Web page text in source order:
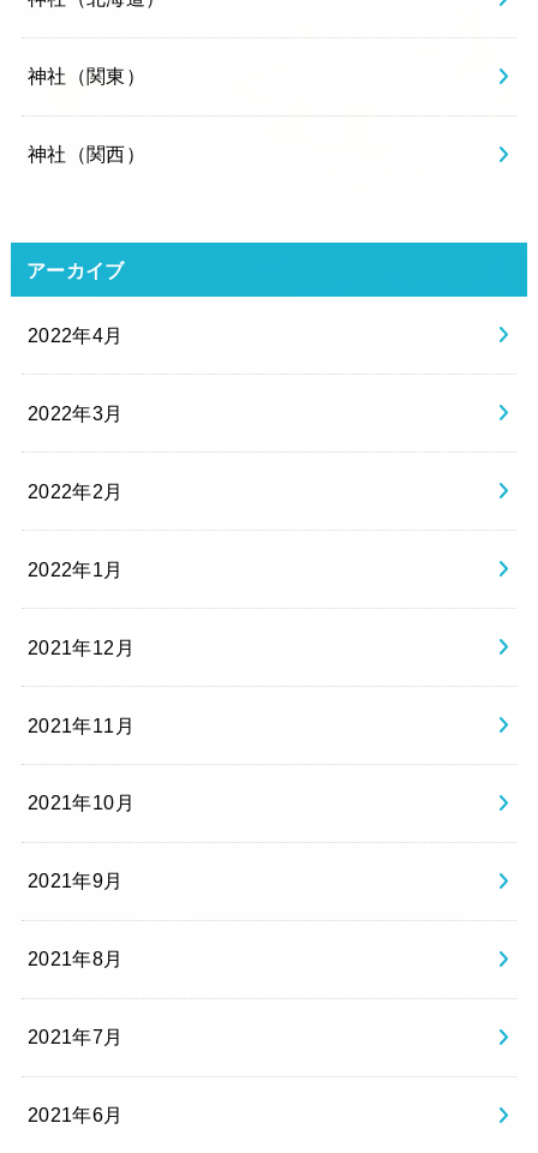
神社（関東）
神社（関西）
アーカイブ
2022年4月
2022年3月
2022年2月
2022年1月
2021年12月
2021年11月
2021年10月
2021年9月
2021年8月
2021年7月
2021年6月